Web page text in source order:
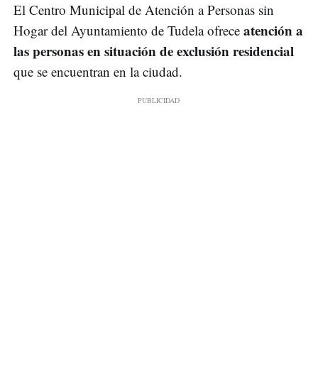
El Centro Municipal de Atención a Personas sin
Hogar del Ayuntamiento de Tudela ofrece atención a
las personas en situación de exclusión residencial
que se encuentran en la ciudad.